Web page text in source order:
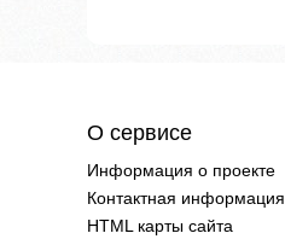
О сервисе
Информация о проекте
Контактная информация
HTML карты сайта